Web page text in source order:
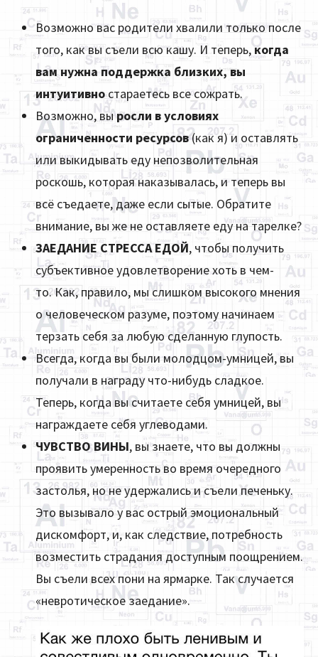
Возможно вас родители хвалили только после
того, как вы съели всю кашу. И теперь,когда
вам нужна поддержка близких, вы
интуитивностараетесь все сожрать.
Возможно, выросли в условиях
ограниченности ресурсов(как я) и оставлять
или выкидывать еду непозволительная
роскошь, которая наказывалась, и теперь вы
всё съедаете, даже если сытые. Обратите
внимание, вы же не оставляете еду на тарелке?
ЗАЕДАНИЕ СТРЕССА ЕДОЙ, чтобы получить
субъективное удовлетворение хоть в чем-
то. Как, правило, мы слишком высокого мнения
о человеческом разуме, поэтому начинаем
терзать себя за любую сделанную глупость.
Всегда, когда вы были молодцом-умницей, вы
получали в награду что-нибудь сладкое.
Теперь, когда вы счи­таете себя умницей, вы
награждаете себя углеводами.
ЧУВСТВО ВИНЫ, вы знаете, что вы должны
проявить умеренность во время очередного
застолья, но не удержались и съели печеньку.
Это вызывало у вас острый эмоциональный
дискомфорт, и, как следствие, потребность
возместить страдания доступным поощрением.
Вы съели всех пони на ярмарке. Так случается
«невротическое заедание».